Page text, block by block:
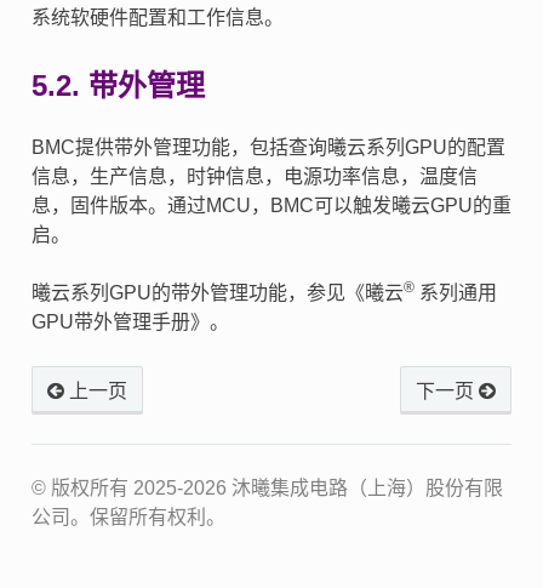
系统软硬件配置和工作信息。
5.2. 带外管理
BMC提供带外管理功能，包括查询曦云系列GPU的配置
信息，生产信息，时钟信息，电源功率信息，温度信
息，固件版本。通过MCU，BMC可以触发曦云GPU的重
启。
曦云系列GPU的带外管理功能，参见《曦云®系列通用
GPU带外管理手册》。
上一页 下一页
© 版权所有 2025-2026 沐曦集成电路（上海）股份有限
公司。保留所有权利。